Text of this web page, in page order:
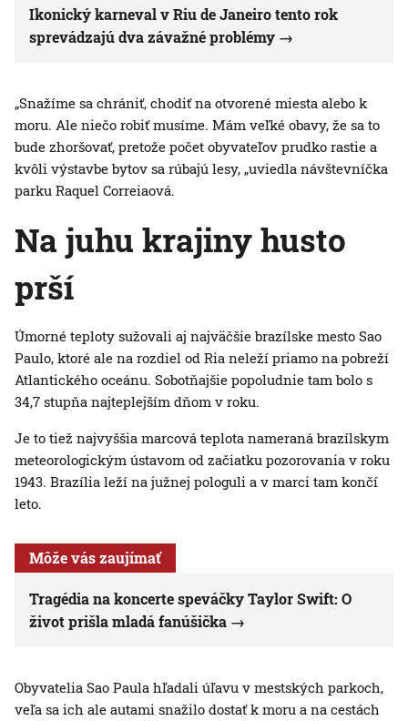
Ikonický karneval v Riu de Janeiro tento rok
sprevádzajú dva závažné problémy
„Snažíme sa chrániť, chodiť na otvorené miesta alebo k
moru. Ale niečo robiť musíme. Mám veľké obavy, že sa to
bude zhoršovať, pretože počet obyvateľov prudko rastie a
kvôli výstavbe bytov sa rúbajú lesy, „uviedla návštevníčka
parku Raquel Correiaová.
Na juhu krajiny husto
prší
Úmorné teploty sužovali aj najväčšie brazílske mesto Sao
Paulo, ktoré ale na rozdiel od Ria neleží priamo na pobreží
Atlantického oceánu. Sobotňajšie popoludnie tam bolo s
34,7 stupňa najteplejším dňom v roku.
Je to tiež najvyššia marcová teplota nameraná brazílskym
meteorologickým ústavom od začiatku pozorovania v roku
1943. Brazília leží na južnej pologuli a v marci tam končí
leto.
Môže vás zaujímať
Tragédia na koncerte speváčky Taylor Swift: O
život prišla mladá fanúšička
Obyvatelia Sao Paula hľadali úľavu v mestských parkoch,
veľa sa ich ale autami snažilo dostať k moru a na cestách